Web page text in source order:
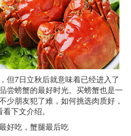
但7日立秋后就意味着已经进入了
尝螃蟹的最好时光。买螃蟹也是一
少朋友犯了难，如何挑选肉质好，
下文介绍。
好吃，蟹腿最后吃